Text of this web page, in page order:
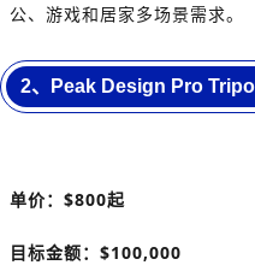
公、游戏和居家多场景需求。
2、 Peak Design Pro
单价：$800起
目标金额：$100,000